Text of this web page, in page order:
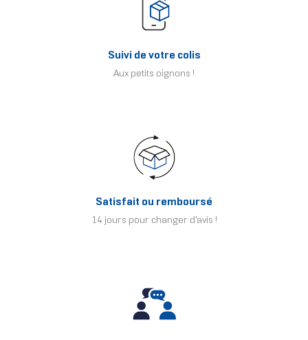
Suivi de votre colis
Aux petits oignons !
Satisfait ou remboursé
14 jours pour changer d'avis !